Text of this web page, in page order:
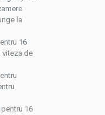
la
16
viteza de
16